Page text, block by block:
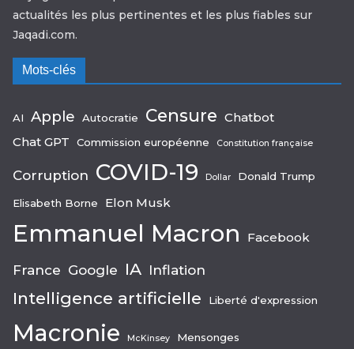
actualités les plus pertinentes et les plus fiables sur
Jaqadi.com.
Mots-clés
AI Apple Autocratie Censure Chatbot
Chat GPT
Commission européenne Constitution française
Corruption COVID-19 Dollar Donald Trump
Elisabeth Borne Elon Musk
Emmanuel Macron Facebook
France Google IA Inflation
Intelligence artificielle Liberté d'expression
Macronie McKinsey Mensonges